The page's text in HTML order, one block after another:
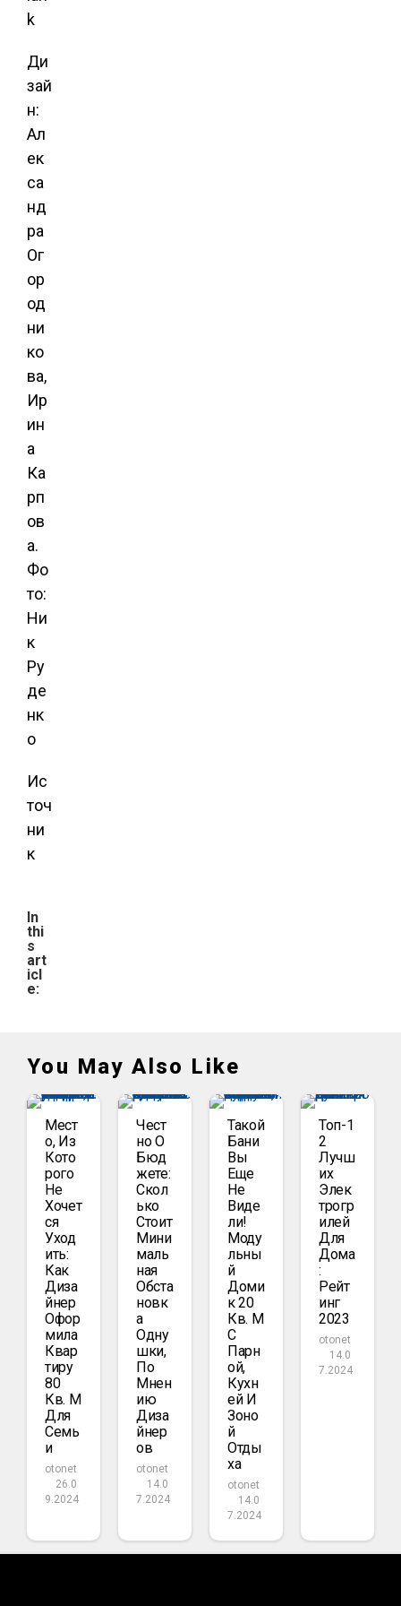
Ди
зай
н:
Ал
ек
са
нд
ра
Ог
ор
од
ни
ко
ва,
Ир
ин
а
Ка
рп
ов
а.
Фо
то:
Ни
к
Ру
де
нк
о
Ис
точ
ни
к
In
thi
s
art
icl
e:
You May Also Like
Мест
О, Из
Кото
Рого
Не
Хочет
Ся
Уход
Ить:
Как
Диза
Йнер
Офор
Мила
Квар
Тиру
80
Кв. М
Для
Семь
И
otonet
26.0
9.2024
Чест
Но О
Бюд
Жете:
Скол
Ько
Стоит
Мини
Маль
Ная
Обста
Новк
А
Одну
Шки,
По
Мнен
Ию
Диза
Йнер
Ов
otonet
14.0
7.2024
Такой
Бани
Вы
Еще
Не
Виде
Ли!
Моду
Льны
Й
Доми
К 20
Кв. М
С
Парн
Ой,
Кухн
Ей И
Зоно
Й
Отды
Ха
otonet
14.0
7.2024
Топ-1
2
Лучш
Их
Элек
Трогр
Илей
Для
Дома
:
Рейт
Инг
2023
otonet
14.0
7.2024